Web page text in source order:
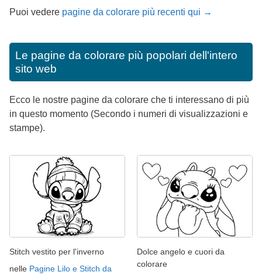
Puoi vedere pagine da colorare più recenti qui →
Le pagine da colorare più popolari dell'intero
sito web
Ecco le nostre pagine da colorare che ti interessano di più
in questo momento (Secondo i numeri di visualizzazioni e
stampe).
Stitch vestito per l'inverno
nelle Pagine Lilo e Stitch da
Dolce angelo e cuori da
colorare